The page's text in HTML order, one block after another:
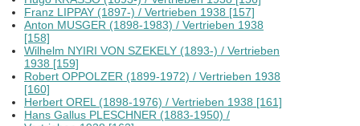
Franz LIPPAY (1897-) / Vertrieben 1938 [157]
Anton MUSGER (1898-1983) / Vertrieben 1938
[158]
Wilhelm NYIRI VON SZEKELY (1893-) / Vertrieben
1938 [159]
Robert OPPOLZER (1899-1972) / Vertrieben 1938
[160]
Herbert OREL (1898-1976) / Vertrieben 1938 [161]
Hans Gallus PLESCHNER (1883-1950) /